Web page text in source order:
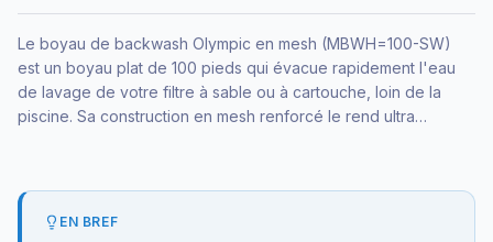
Le boyau de backwash Olympic en mesh (MBWH=100-SW)
est un boyau plat de 100 pieds qui évacue rapidement l'eau
de lavage de votre filtre à sable ou à cartouche, loin de la
piscine. Sa construction en mesh renforcé le rend ultra
EN BREF